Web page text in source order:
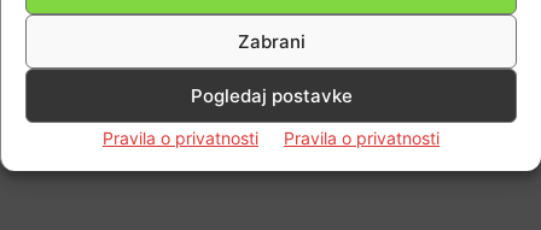
Zabrani
Pogledaj postavke
Pravila o privatnosti Pravila o privatnosti